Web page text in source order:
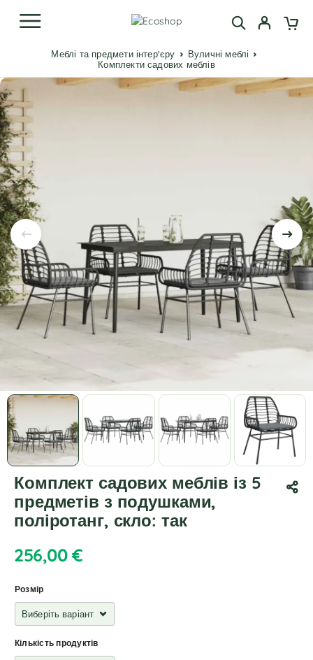
Меблі та предмети інтер'єру
Вуличні меблі
Комплекти садових меблів
Комплект садових меблів із 5
предметів з подушками,
поліротанг, скло: так
256,00€
Розмір
Кількість продуктів